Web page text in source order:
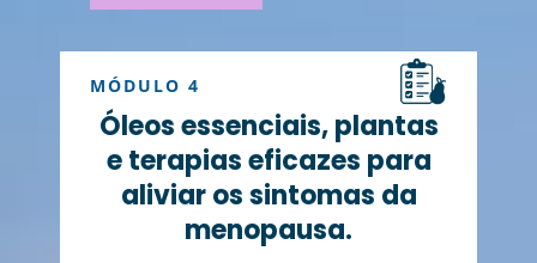
MÓDULO 4
Óleos essenciais, plantas
e terapias eficazes para
aliviar os sintomas da
menopausa.